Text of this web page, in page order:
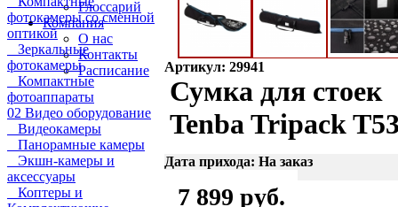
Глоссарий
Компания
О нас
Контакты
Расписание
фотокамеры со сменной
оптикой
Зеркальные
фотокамеры
Компактные
фотоаппараты
02 Видео оборудование
Видеокамеры
Панорамные камеры
Экшн-камеры и
аксессуары
Коптеры и
Артикул: 29941
Сумка для стоек
Tenba Tripack
Дата прихода: На заказ
7 899 руб.